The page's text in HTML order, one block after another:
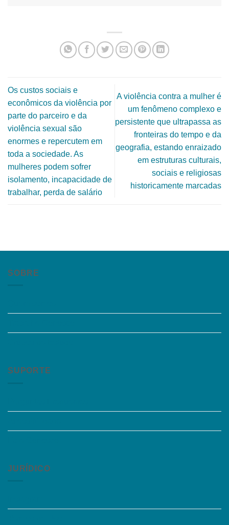
Os custos sociais e
econômicos da violência por
parte do parceiro e da
violência sexual são
enormes e repercutem em
toda a sociedade. As
mulheres podem sofrer
isolamento, incapacidade de
trabalhar, perda de salário
A violência contra a mulher é
um fenômeno complexo e
persistente que ultrapassa as
fronteiras do tempo e da
geografia, estando enraizado
em estruturas culturais,
sociais e religiosas
historicamente marcadas
SOBRE
SUPORTE
JURÍDICO